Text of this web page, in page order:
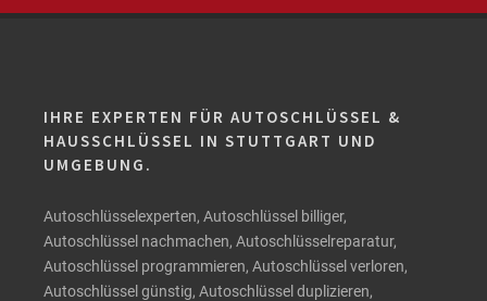
IHRE EXPERTEN FÜR AUTOSCHLÜSSEL &
HAUSSCHLÜSSEL IN STUTTGART UND
UMGEBUNG.
Autoschlüsselexperten, Autoschlüssel billiger,
Autoschlüssel nachmachen, Autoschlüsselreparatur,
Autoschlüssel programmieren, Autoschlüssel verloren,
Autoschlüssel günstig, Autoschlüssel duplizieren,